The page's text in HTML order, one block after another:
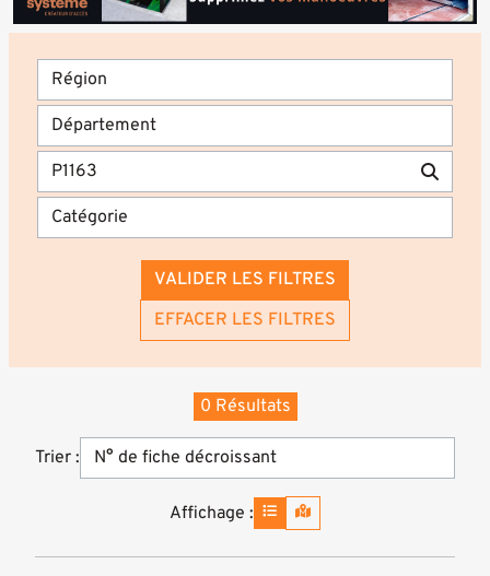
VALIDER LES FILTRES
EFFACER LES FILTRES
Trier :
0 Résultats
Affichage :